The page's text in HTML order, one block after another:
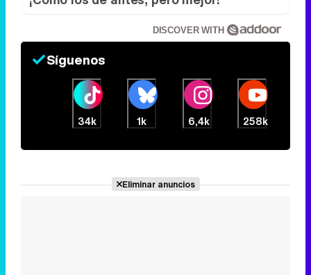
6,4k 258k
Eliminar anuncios